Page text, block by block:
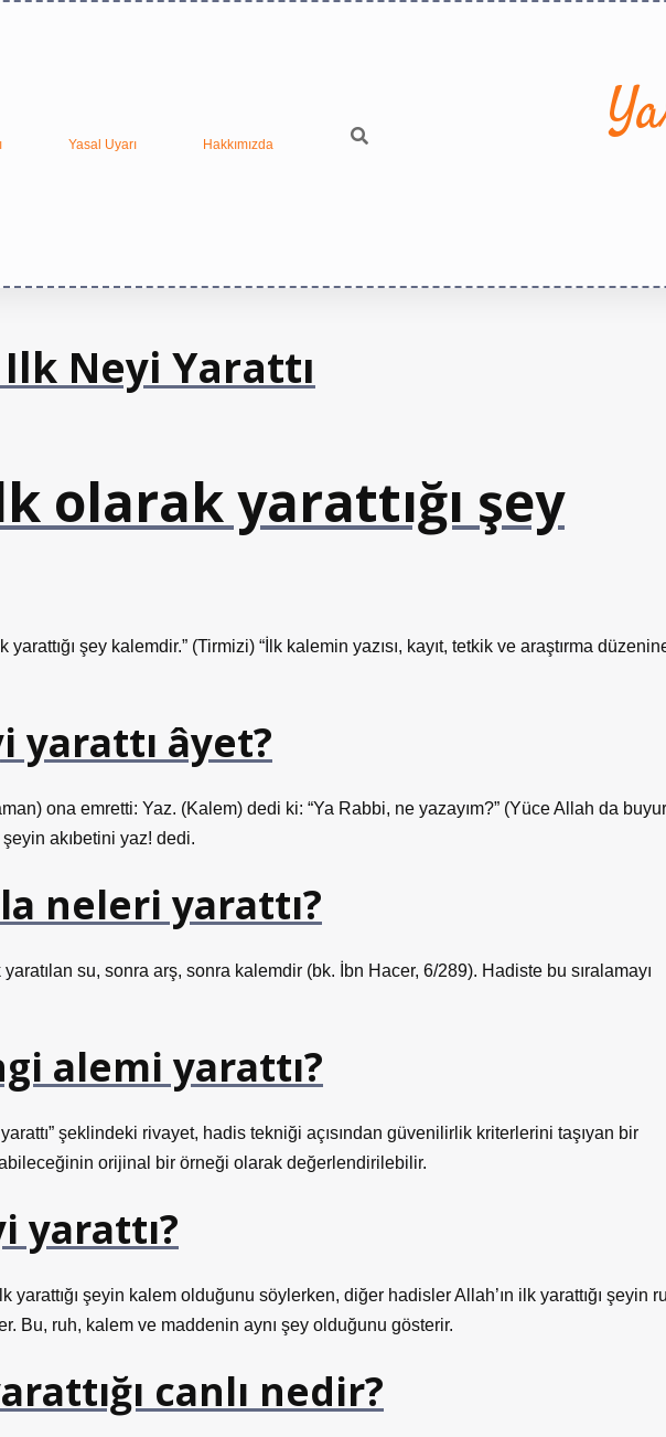
Yasal Uyarı Hakkımızda
Neyi Yarattı
olarak yarattığı şey
yarattığı şey kalemdir.” (Tirmizi) “İlk kalemin yazısı, kayıt, tetkik ve araştırma
yarattı âyet?
ona emretti: Yaz. (Kalem) dedi ki: “Ya Rabbi, ne yazayım?” (Yüce Allah da
akıbetini yaz! dedi.
neleri yarattı?
su, sonra arş, sonra kalemdir (bk. İbn Hacer, 6/289). Hadiste bu sıralamayı
alemi yarattı?
şeklindeki rivayet, hadis tekniği açısından güvenilirlik kriterlerini taşıyan bir
orijinal bir örneği olarak değerlendirilebilir.
yarattı?
yarattığı şeyin kalem olduğunu söylerken, diğer hadisler Allah’ın ilk yarattığı şeyin
Bu, ruh, kalem ve maddenin aynı şey olduğunu gösterir.
canlı nedir?